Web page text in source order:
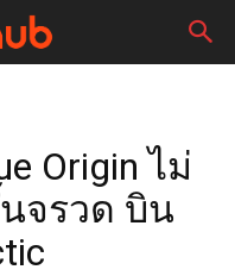
Origin ไม่
จรวด บิน